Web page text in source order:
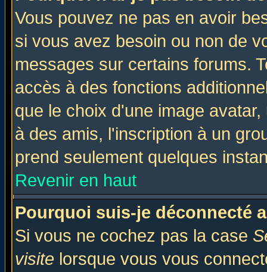
Vous pouvez ne pas en avoir
si vous avez besoin ou non de
messages sur certains forums.
accès à des fonctions
que le choix d'une image
à des amis, l'inscription à un
prend seulement quelques
Revenir en haut
Pourquoi suis-je déconnecté
Si vous ne cochez pas la case
visite lorsque vous vous